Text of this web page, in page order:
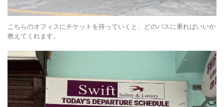
こちらのオフィスにチケットを持っていくと、どのバスに乗ればいいか
教えてくれます。